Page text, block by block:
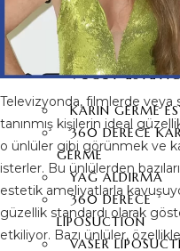
GÖĞÜS BAŞI
ÇÖKÜKLÜĞÜ
VÜCUT
KARIN GERME
360 DERECE
GERME
YAĞ ALDIRMA
360 DERECE
LIPOSUCTION
VASER
Televizyonda, filmlerde veya
tanınmış kişilerin ideal
o ünlüler gibi görünmek ve
isterler. Bu ünlülerden
estetik ameliyatlarla
güzellik standardı olarak
etkiliyor. Bazı ünlüler,